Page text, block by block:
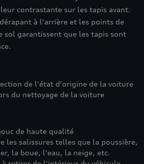
contrastante sur les tapis avant.
à l'arrière et les points de
sol garantissent que les tapis sont
de l'état d'origine de la voiture
du nettoyage de la voiture
de haute qualité
les salissures telles que la poussière,
la boue, l'eau, la neige, etc.